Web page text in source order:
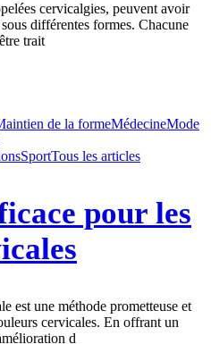
cervicalgies, peuvent avoir
différentes formes. Chacune
trait
de la formeMédecineMode
SportTous les articles
pour les
est une méthode prometteuse et
cervicales. En offrant un
d